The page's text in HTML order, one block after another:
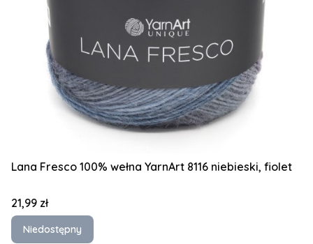
Lana Fresco 100% wełna YarnArt 8116 niebieski, fiolet
Cena
21,99 zł
Niedostępny